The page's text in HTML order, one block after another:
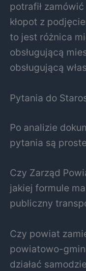
potrafił
kłopot z
to jest różnica
obsługującą
obsługującą
Pytania do
Po analizie
pytania są
Czy Zarząd
jakiej formule
publiczny
Czy powiat
powiatowo-
działać